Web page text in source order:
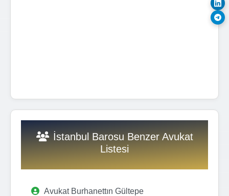
İstanbul Barosu Benzer Avukat
Listesi
Avukat Burhanettın Gültepe